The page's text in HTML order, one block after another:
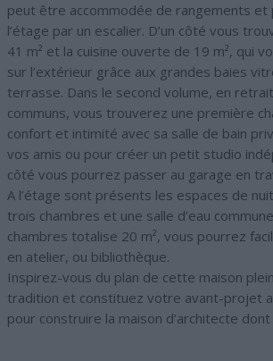
peut être accommodée de rangements et
l’étage par un escalier. D’un côté vous
41 m² et la cuisine ouverte de 19 m², qui
sur l’extérieur grâce aux grandes baies
terrasse. Dans le second volume, en
communs, vous trouverez une première
confort et intimité avec sa salle de bain
vos amis ou pour créer un petit studio
côté vous pourrez passer au garage en
A l’étage sont présents les espaces de
trois chambres et une salle d’eau
chambres totalise 20 m², vous pourrez
en atelier, ou bibliothèque.
Inspirez-vous du plan de cette maison
tradition et constituez votre avant-projet
pour construire la maison d’architecte